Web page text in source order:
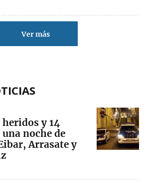
Ver más
heridos y 14
noche de
Arrasate y